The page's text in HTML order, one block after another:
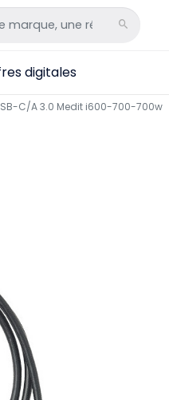
digitales
C/A 3.0 Medit i600-700-700w